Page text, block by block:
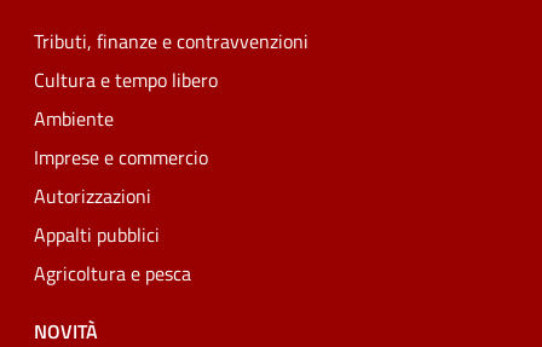
Tributi, finanze e contravvenzioni
Cultura e tempo libero
Ambiente
Imprese e commercio
Autorizzazioni
Appalti pubblici
Agricoltura e pesca
NOVITÀ